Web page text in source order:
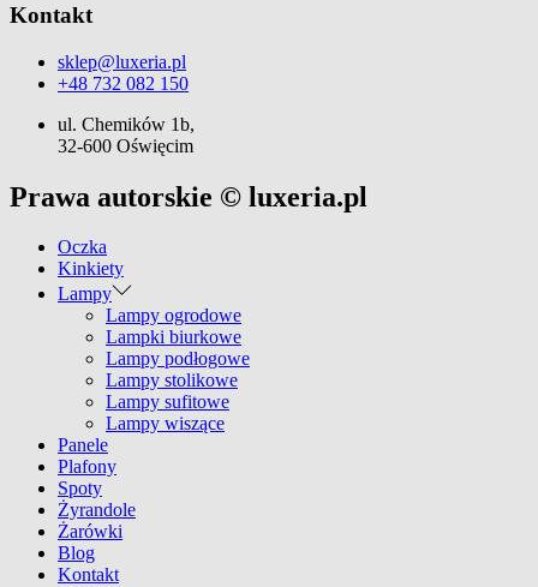
Kontakt
sklep@luxeria.pl
+48 732 082 150
ul. Chemików 1b,
32-600 Oświęcim
Prawa autorskie © luxeria.pl
Oczka
Kinkiety
Lampy
Lampy ogrodowe
Lampki biurkowe
Lampy podłogowe
Lampy stolikowe
Lampy sufitowe
Lampy wiszące
Panele
Plafony
Spoty
Żyrandole
Żarówki
Blog
Kontakt